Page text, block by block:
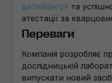
детейлінгу» та
атестації за
Переваги
Компанія розробляє
дослідницькій
випускати новий